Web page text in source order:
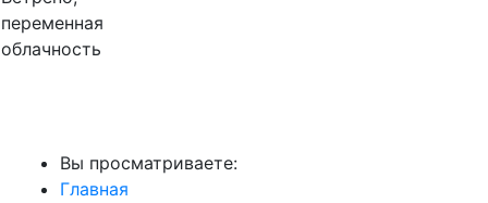
переменная
облачность
Вы просматриваете:
Главная